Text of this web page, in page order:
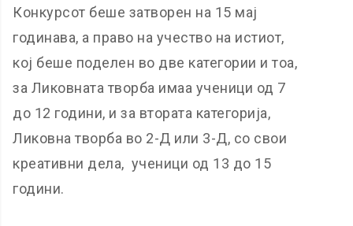
Конкурсот беше затворен на 15 мај
годинава, а право на учество на истиот,
кој беше поделен во две категории и тоа,
за Ликовната творба имаа ученици од 7
до 12 години, и за втората категорија,
Ликовна творба во 2-Д или 3-Д, со свои
креативни дела, ученици од 13 до 15
години.